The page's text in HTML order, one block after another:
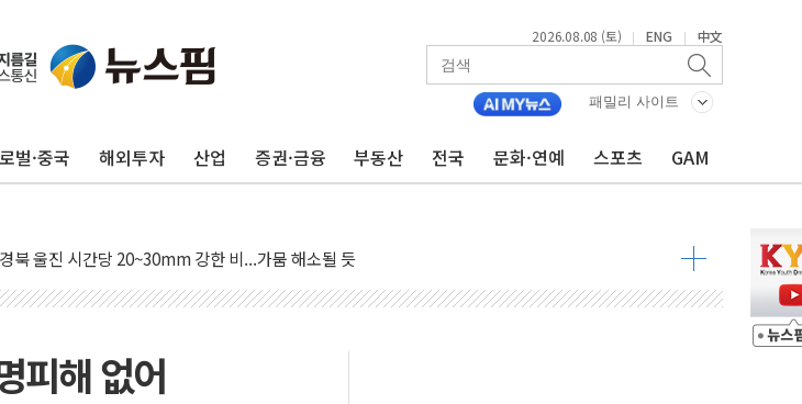
2026.08.08 (토) | ENG | 中文
패밀리 사이트
벌·중국 해외투자 산업 증권·금융 부동산 전국 문화·연예 스포츠 GAM
곡서 수위 상승으로 피서객 7명 고립…전원 구조
일 '별똥별 멍' 운영…페르세우스 유성우 관측
일하던 90대 숨져…온열질환 여부 조사
전면허 기능시험 오전 집중 편성…체감온도 38도 넘으면 중단
북 울진 시간당 20~30mm 강한 비...가뭄 해소될 듯
열대야 지속…내륙 곳곳 소나기
위 지속…청주·진천 35도, 곳곳 소나기
권 폐지·공소청 출범…피해자들 '범죄 사각지대' 우려
피해 없어